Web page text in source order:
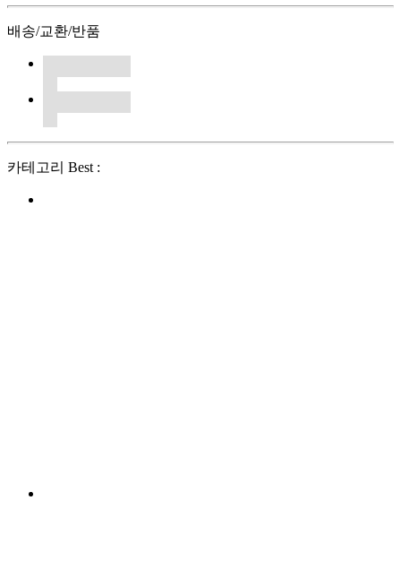
배송/교환/반품
카테고리 Best :